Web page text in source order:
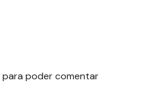
para poder comentar